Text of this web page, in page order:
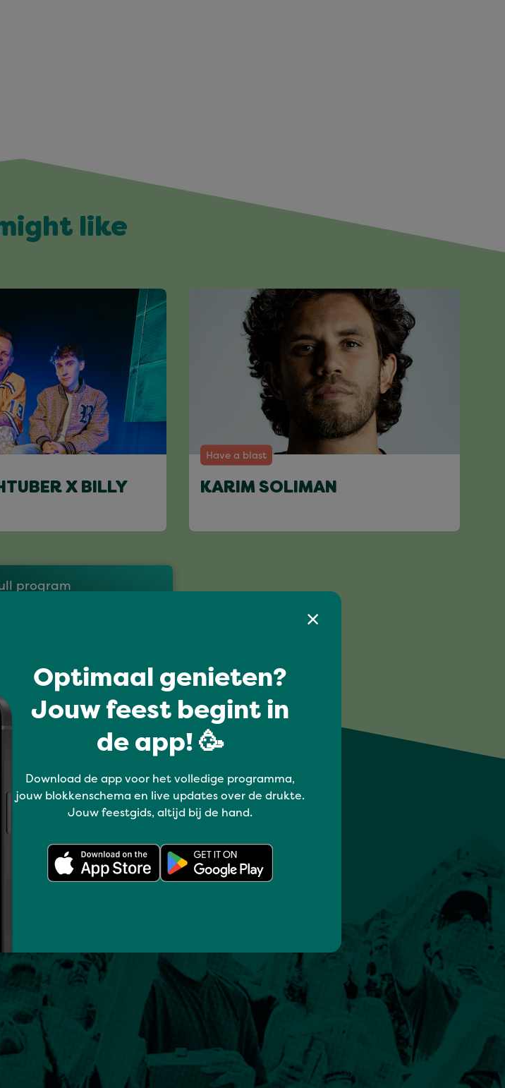
like
X BILLY
Have a blast
KARIM SOLIMAN
program
Optimaal genieten?
Jouw feest begint in
de app! 🥳
Download de app voor het volledige programma,
jouw blokkenschema en live updates over de drukte.
Jouw feestgids, altijd bij de hand.